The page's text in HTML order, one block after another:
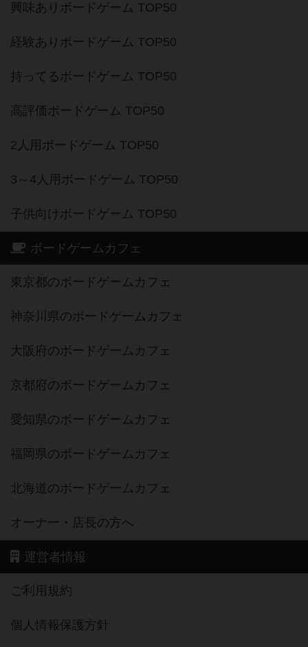
興味ありボードゲーム TOP50
経験ありボードゲーム TOP50
持ってるボードゲーム TOP50
高評価ボードゲーム TOP50
2人用ボードゲーム TOP50
3～4人用ボードゲーム TOP50
子供向けボードゲーム TOP50
ボードゲームカフェ
東京都のボードゲームカフェ
神奈川県のボードゲームカフェ
大阪府のボードゲームカフェ
京都府のボードゲームカフェ
愛知県のボードゲームカフェ
福岡県のボードゲームカフェ
北海道のボードゲームカフェ
オーナー・店長の方へ
運営者情報
ご利用規約
個人情報保護方針